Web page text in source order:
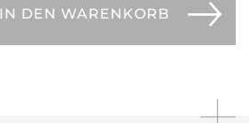
IN DEN WARENKORB